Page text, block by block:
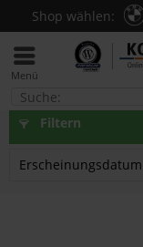
Shop wählen:
Menü
R 1200 R LC
Filtern